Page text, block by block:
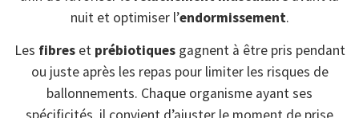
nuit et optimiser l’endormissement.
Les fibreset prébiotiquesgagnent à être pris pendant
ou juste après les repas pour limiter les risques de
ballonnements. Chaque organisme ayant ses